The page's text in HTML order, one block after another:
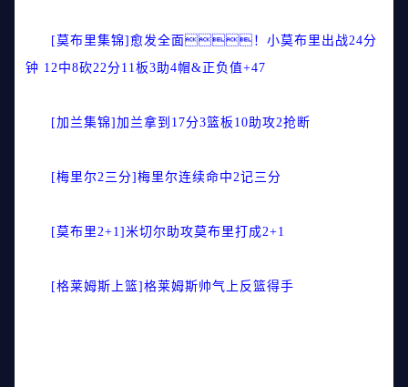
[莫布里集锦]愈发全面！小莫布里出战24分
钟 12中8砍22分11板3助4帽&正负值+47
[加兰集锦]加兰拿到17分3篮板10助攻2抢断
[梅里尔2三分]梅里尔连续命中2记三分
[莫布里2+1]米切尔助攻莫布里打成2+1
[格莱姆斯上篮]格莱姆斯帅气上反篮得手